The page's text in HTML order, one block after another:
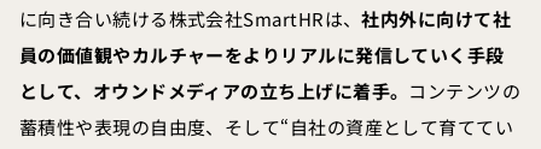
に向き合い続ける株式会社SmartHRは、社内外に向けて社
員の価値観やカルチャーをよりリアルに発信していく手段
として、オウンドメディアの立ち上げに着手。 コンテンツの
蓄積性や表現の自由度、そして“自社の資産として育ててい